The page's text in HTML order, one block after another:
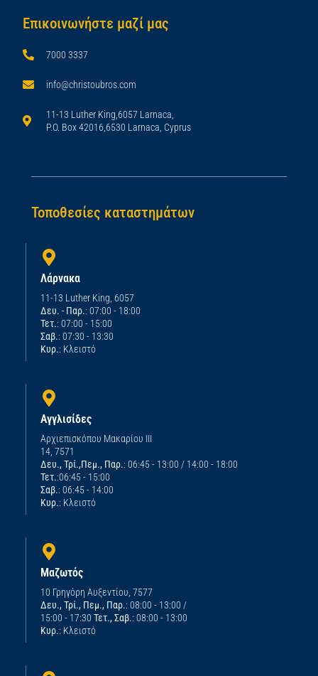
Επικοινωνήστε μαζί μας
7000 3337
info@christoubros.com
11-13 Luther King,6057 Larnaca,
P.O. Box 42016,6530 Larnaca, Cyprus
Τοποθεσίες καταστημάτων
Λάρνακα
11-13 Luther King, 6057
Δευ. - Παρ.: 07:00 - 18:00
Τετ.: 07:00 - 15:00
Σαβ.: 07:30 - 13:30
Κυρ.: Κλειστό
Αγγλισίδες
Αρχιεπισκόπου Μακαρίου ΙΙΙ
14, 7571
Δευ., Τρί.,Πεμ., Παρ.: 06:45 - 13:00 / 14:00 - 18:00
Τετ.:06:45 - 15:00
Σαβ.: 06:45 - 14:00
Κυρ.: Κλειστό
Μαζωτός
10 Γρηγόρη Αυξεντίου, 7577
Δευ., Τρί., Πεμ., Παρ.: 08:00 - 13:00 /
15:00 - 17:30 Τετ., Σαβ.: 08:00 - 13:00
Κυρ.: Κλειστό